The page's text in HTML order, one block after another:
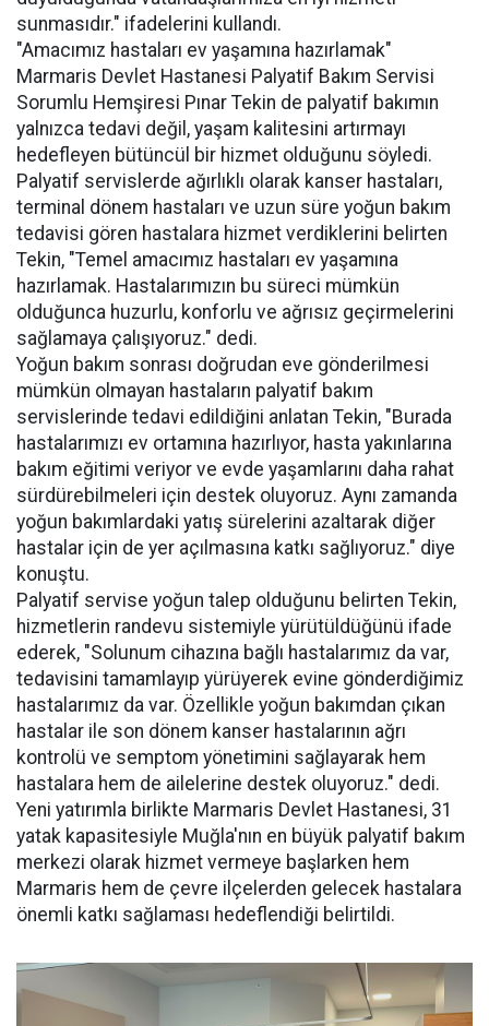
sunmasıdır." ifadelerini kullandı.
"Amacımız hastaları ev yaşamına hazırlamak"
Marmaris Devlet Hastanesi Palyatif Bakım Servisi
Sorumlu Hemşiresi Pınar Tekin de palyatif bakımın
yalnızca tedavi değil, yaşam kalitesini artırmayı
hedefleyen bütüncül bir hizmet olduğunu söyledi.
Palyatif servislerde ağırlıklı olarak kanser hastaları,
terminal dönem hastaları ve uzun süre yoğun bakım
tedavisi gören hastalara hizmet verdiklerini belirten
Tekin, "Temel amacımız hastaları ev yaşamına
hazırlamak. Hastalarımızın bu süreci mümkün
olduğunca huzurlu, konforlu ve ağrısız geçirmelerini
sağlamaya çalışıyoruz." dedi.
Yoğun bakım sonrası doğrudan eve gönderilmesi
mümkün olmayan hastaların palyatif bakım
servislerinde tedavi edildiğini anlatan Tekin, "Burada
hastalarımızı ev ortamına hazırlıyor, hasta yakınlarına
bakım eğitimi veriyor ve evde yaşamlarını daha rahat
sürdürebilmeleri için destek oluyoruz. Aynı zamanda
yoğun bakımlardaki yatış sürelerini azaltarak diğer
hastalar için de yer açılmasına katkı sağlıyoruz." diye
konuştu.
Palyatif servise yoğun talep olduğunu belirten Tekin,
hizmetlerin randevu sistemiyle yürütüldüğünü ifade
ederek, "Solunum cihazına bağlı hastalarımız da var,
tedavisini tamamlayıp yürüyerek evine gönderdiğimiz
hastalarımız da var. Özellikle yoğun bakımdan çıkan
hastalar ile son dönem kanser hastalarının ağrı
kontrolü ve semptom yönetimini sağlayarak hem
hastalara hem de ailelerine destek oluyoruz." dedi.
Yeni yatırımla birlikte Marmaris Devlet Hastanesi, 31
yatak kapasitesiyle Muğla'nın en büyük palyatif bakım
merkezi olarak hizmet vermeye başlarken hem
Marmaris hem de çevre ilçelerden gelecek hastalara
önemli katkı sağlaması hedeflendiği belirtildi.